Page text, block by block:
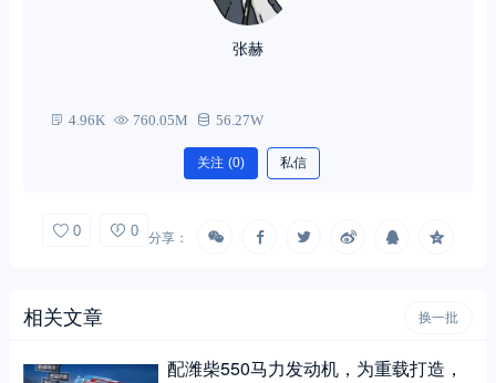
张赫
4.96K 760.05M 56.27W
关注 (0) 私信
0 0 分享：
相关文章 换一批
配潍柴550马力发动机，为重载打造，